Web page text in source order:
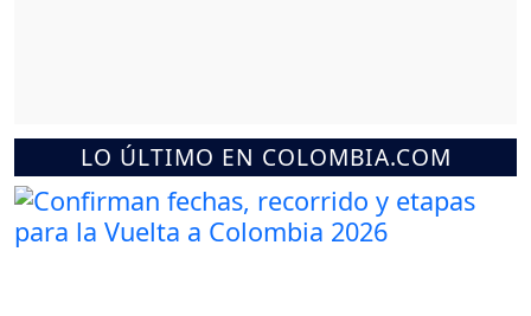
LO ÚLTIMO EN COLOMBIA.COM